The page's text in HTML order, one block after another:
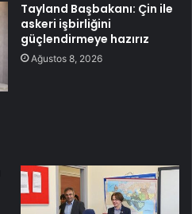
Tayland Başbakanı: Çin ile
askeri işbirliğini
güçlendirmeye hazırız
Ağustos 8, 2026